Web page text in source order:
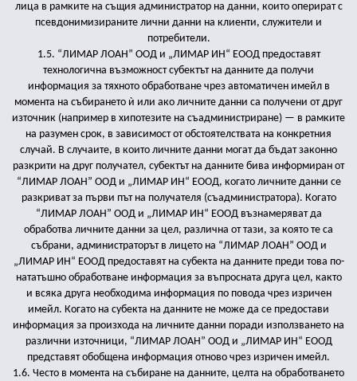
лица в рамките на същия администратор на данни, които оперират с
псевдонимизираните лични данни на клиенти, служители и
потребители.
1.5. “ЛИМАР ЛОАН” ООД и „ЛИМАР ИН“ ЕООД предоставят
технологична възможност субектът на данните да получи
информация за тяхното обработване чрез автоматичен имейл в
момента на събирането ѝ или ако личните данни са получени от друг
източник (например в хипотезите на съадминистриране) — в рамките
на разумен срок, в зависимост от обстоятелствата на конкретния
случай. В случаите, в които личните данни могат да бъдат законно
разкрити на друг получател, субектът на данните бива информиран от
“ЛИМАР ЛОАН” ООД и „ЛИМАР ИН“ ЕООД, когато личните данни се
разкриват за първи път на получателя (съадминистратора). Когато
“ЛИМАР ЛОАН” ООД и „ЛИМАР ИН“ ЕООД възнамеряват да
обработва личните данни за цел, различна от тази, за която те са
събрани, администраторът в лицето на “ЛИМАР ЛОАН” ООД и
„ЛИМАР ИН“ ЕООД предоставят на субекта на данните преди това по-
нататъшно обработване информация за въпросната друга цел, както
и всяка друга необходима информация по повода чрез изричен
имейл. Когато на субекта на данните не може да се предостави
информация за произхода на личните данни поради използването на
различни източници, “ЛИМАР ЛОАН” ООД и „ЛИМАР ИН“ ЕООД
представят обобщена информация отново чрез изричен имейл.
1.6. Често в момента на събиране на данните, целта на обработването